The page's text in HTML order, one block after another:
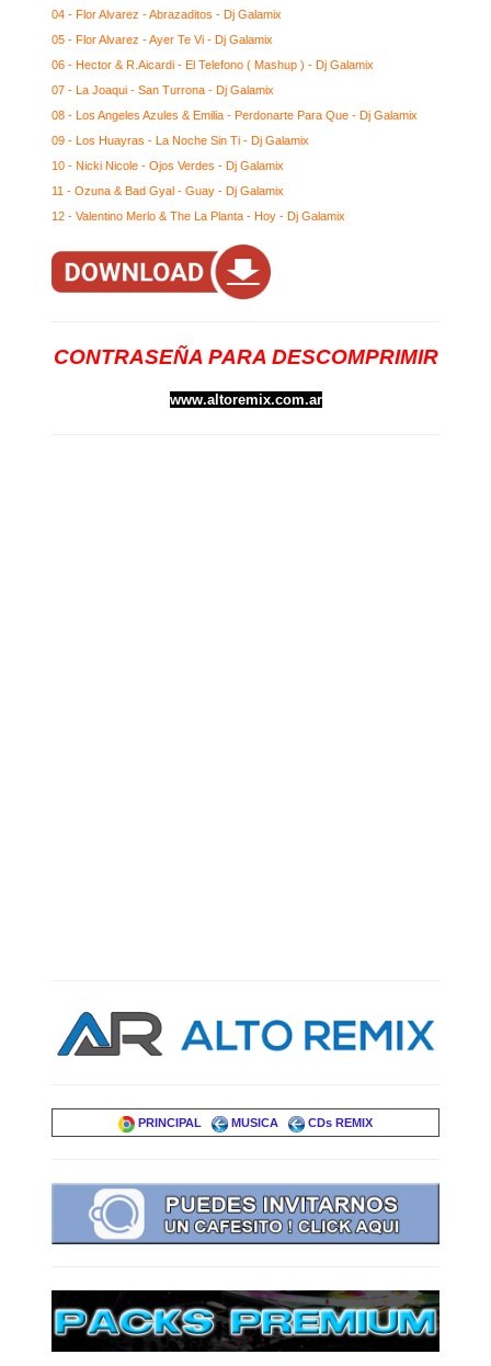
04 - Flor Alvarez - Abrazaditos - Dj Galamix
05 - Flor Alvarez - Ayer Te Vi - Dj Galamix
06 - Hector & R.Aicardi - El Telefono ( Mashup ) - Dj Galamix
07 - La Joaqui - San Turrona - Dj Galamix
08 - Los Angeles Azules & Emilia - Perdonarte Para Que - Dj Galamix
09 - Los Huayras - La Noche Sin Ti - Dj Galamix
10 - Nicki Nicole - Ojos Verdes - Dj Galamix
11 - Ozuna & Bad Gyal - Guay - Dj Galamix
12 - Valentino Merlo & The La Planta - Hoy - Dj Galamix
CONTRASEÑA PARA DESCOMPRIMIR
www.altoremix.com.ar
PRINCIPAL MUSICA CDs REMIX